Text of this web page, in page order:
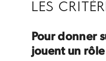
LES
Pour donner
jouent un